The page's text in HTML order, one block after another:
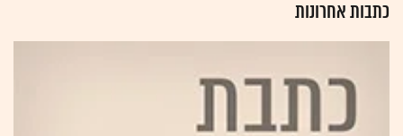
כתבות אחרונות